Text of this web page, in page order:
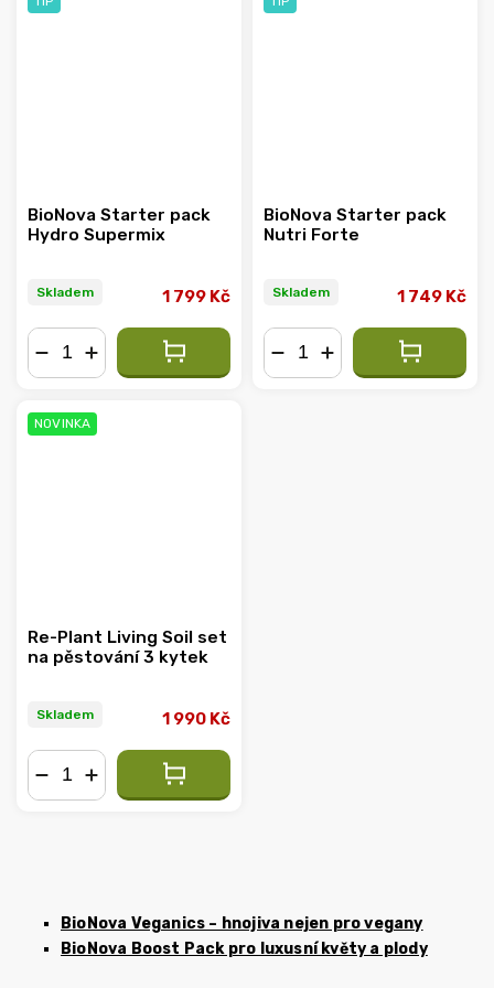
BioNova Starter pack
Hydro Supermix
Skladem 1 799 Kč
BioNova Starter pack
Nutri Forte
Skladem 1 749 Kč
NOVINKA
Re-Plant Living Soil set
na pěstování 3 kytek
Skladem 1 990 Kč
BioNova Veganics – hnojiva nejen pro vegany
BioNova Boost Pack pro luxusní květy a plody